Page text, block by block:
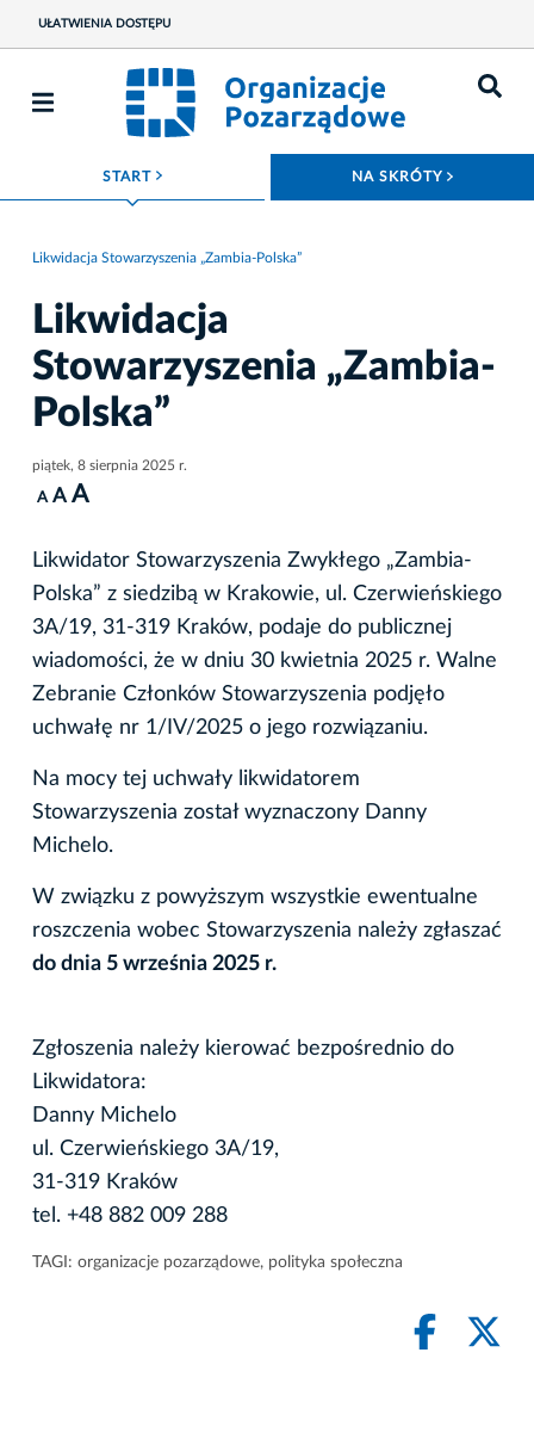
UŁATWIENIA DOSTĘPU
START ROZWIŃ MENU NA SKRÓTY
Likwidacja Stowarzyszenia „Zambia-Polska”
Likwidacja
Stowarzyszenia „Zambia-
Polska”
piątek, 8 sierpnia 2025 r.
A A A
Likwidator Stowarzyszenia Zwykłego „Zambia-
Polska” z siedzibą w Krakowie, ul. Czerwieńskiego
3A/19, 31-319 Kraków, podaje do publicznej
wiadomości, że w dniu 30 kwietnia 2025 r. Walne
Zebranie Członków Stowarzyszenia podjęło
uchwałę nr 1/IV/2025 o jego rozwiązaniu.
Na mocy tej uchwały likwidatorem
Stowarzyszenia został wyznaczony Danny
Michelo.
W związku z powyższym wszystkie ewentualne
roszczenia wobec Stowarzyszenia należy zgłaszać
do dnia 5 września 2025 r.
Zgłoszenia należy kierować bezpośrednio do
Likwidatora:
Danny Michelo
ul. Czerwieńskiego 3A/19,
31-319 Kraków
tel. +48 882 009 288
TAGI: organizacje pozarządowe, polityka społeczna